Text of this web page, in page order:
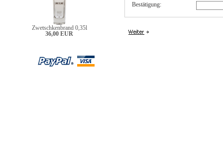
Zwetschkenbrand 0,35l
36,00 EUR
Bestätigung: